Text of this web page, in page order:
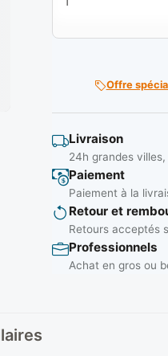
Offre
Livraison
24h grandes
Paiement
Paiement à la
Retour et
Retours acceptés
Professionnels
Achat en gros ou